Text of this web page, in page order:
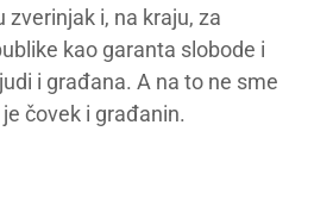
i, na kraju, za
kao garanta slobode i
i građana. A na to ne sme
čovek i građanin.